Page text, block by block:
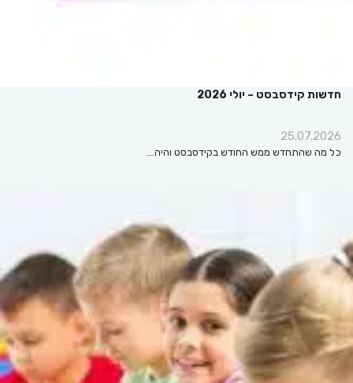
חדשות קידסבסט – יולי 2026
25.07.2026
כל מה שהתחדש ממש החודש בקידסבסט והיה…